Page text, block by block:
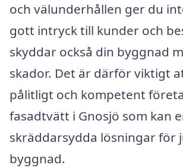
och välunderhållen ger du
gott intryck till kunder och
skyddar också din byggnad
skador. Det är därför viktigt
pålitligt och kompetent
fasadtvätt i Gnosjö som kan
skräddarsydda lösningar för
byggnad.